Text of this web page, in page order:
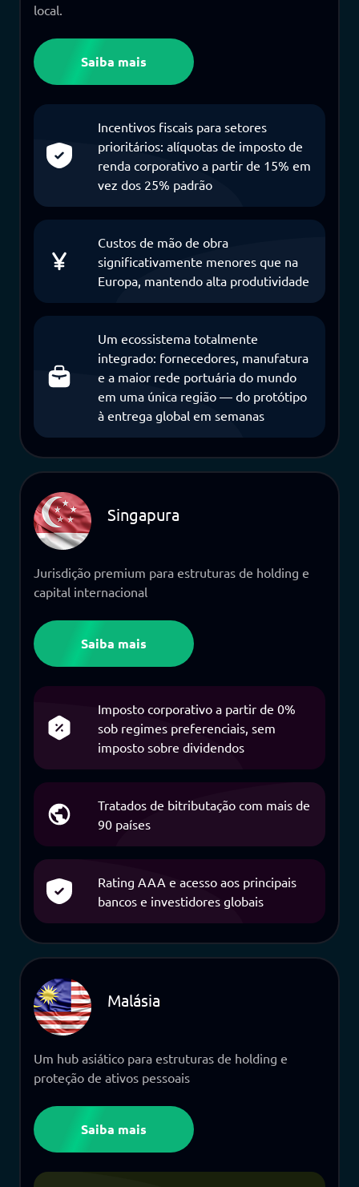
local.
Saiba mais
Incentivos fiscais para setores
prioritários: alíquotas de imposto de
renda corporativo a partir de 15% em
vez dos 25% padrão
Custos de mão de obra
significativamente menores que na
Europa, mantendo alta produtividade
Um ecossistema totalmente
integrado: fornecedores, manufatura
e a maior rede portuária do mundo
em uma única região — do protótipo
à entrega global em semanas
Singapura
Jurisdição premium para estruturas de holding e
capital internacional
Saiba mais
Imposto corporativo a partir de 0%
sob regimes preferenciais, sem
imposto sobre dividendos
Tratados de bitributação com mais de
90 países
Rating AAA e acesso aos principais
bancos e investidores globais
Malásia
Um hub asiático para estruturas de holding e
proteção de ativos pessoais
Saiba mais